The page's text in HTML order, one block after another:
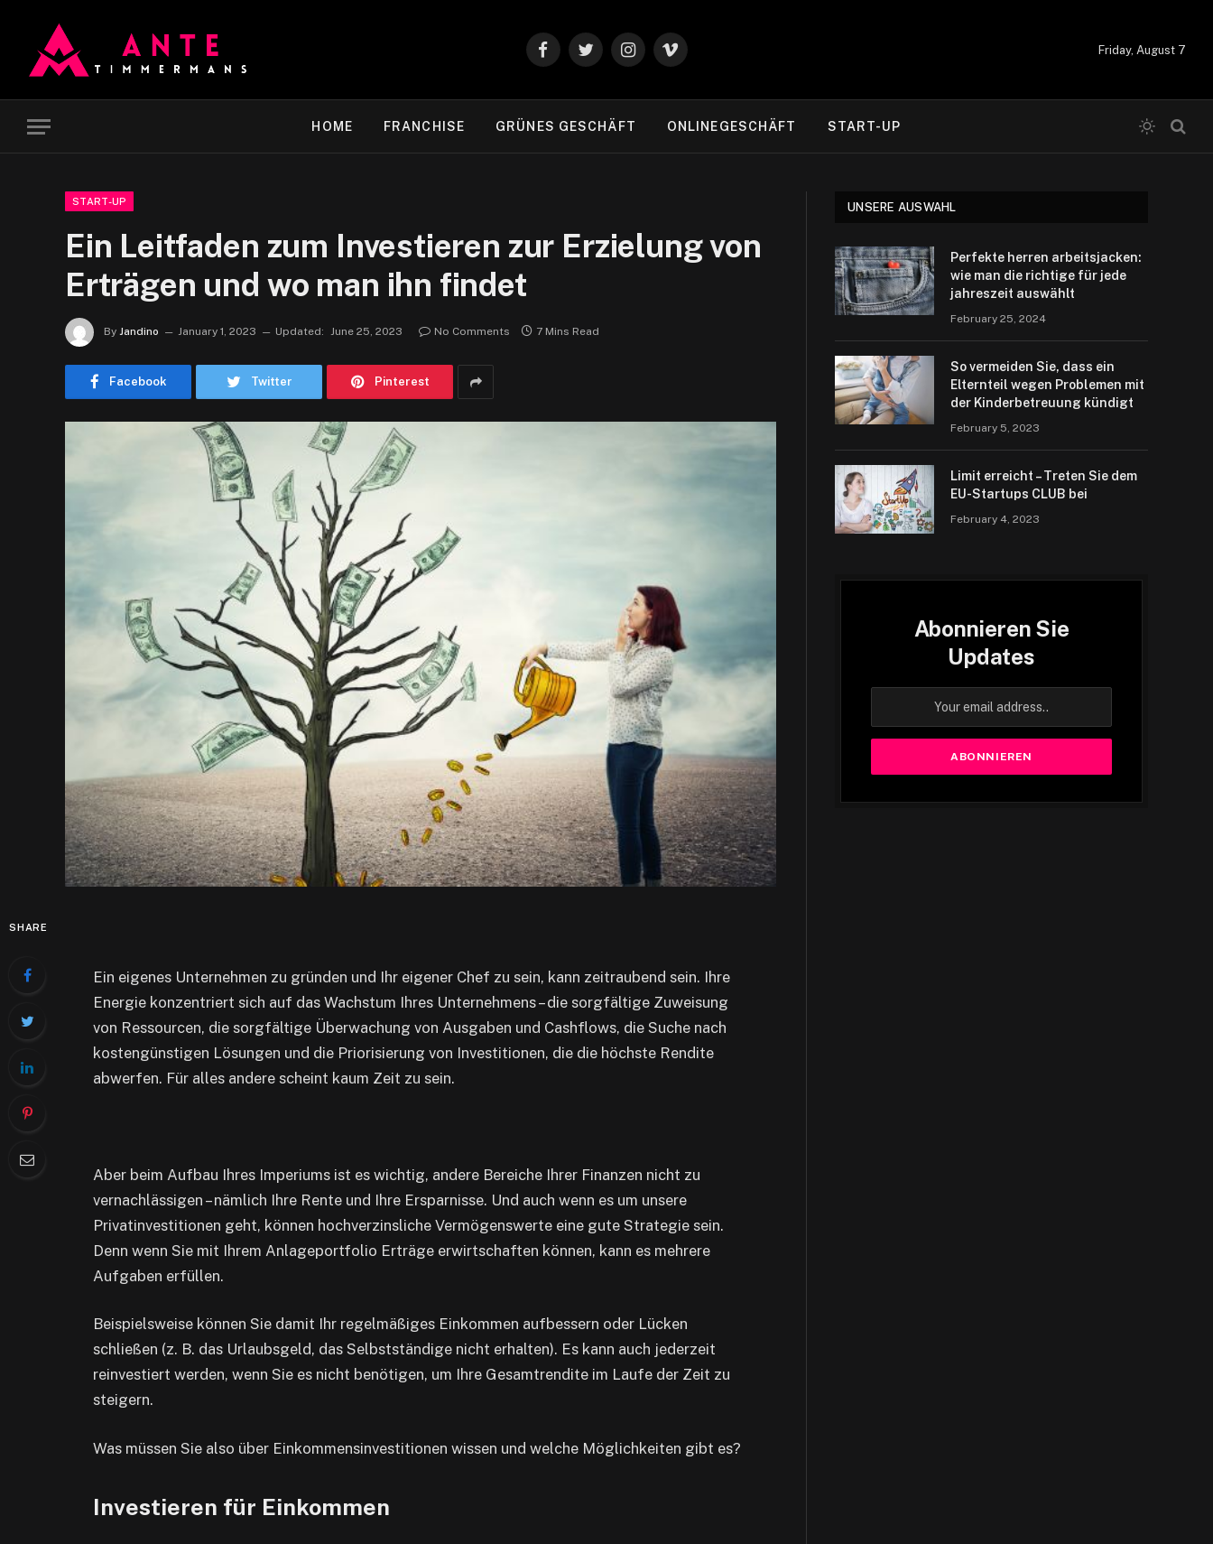
FacebookTwitterInstagram
Vimeo
Friday, August 7
HOME FRANCHISE GRÜNES GESCHÄFT ONLINEGESCHÄFT START-UP
START-UP
Ein Leitfaden zum Investieren zur Erzielung von
Erträgen und wo man ihn findet
By Jandino January 1, 2023 Updated: June 25, 2023 No Comments 7 Mins Read
Facebook Twitter Pinterest
SHARE
Ein eigenes Unternehmen zu gründen und Ihr eigener Chef zu sein, kann zeitraubend sein. Ihre
Energie konzentriert sich auf das Wachstum Ihres Unternehmens – die sorgfältige Zuweisung
von Ressourcen, die sorgfältige Überwachung von Ausgaben und Cashflows, die Suche nach
kostengünstigen Lösungen und die Priorisierung von Investitionen, die die höchste Rendite
abwerfen. Für alles andere scheint kaum Zeit zu sein.
Aber beim Aufbau Ihres Imperiums ist es wichtig, andere Bereiche Ihrer Finanzen nicht zu
vernachlässigen – nämlich Ihre Rente und Ihre Ersparnisse. Und auch wenn es um unsere
Privatinvestitionen geht, können hochverzinsliche Vermögenswerte eine gute Strategie sein.
Denn wenn Sie mit Ihrem Anlageportfolio Erträge erwirtschaften können, kann es mehrere
Aufgaben erfüllen.
Beispielsweise können Sie damit Ihr regelmäßiges Einkommen aufbessern oder Lücken
schließen (z. B. das Urlaubsgeld, das Selbstständige nicht erhalten). Es kann auch jederzeit
reinvestiert werden, wenn Sie es nicht benötigen, um Ihre Gesamtrendite im Laufe der Zeit zu
steigern.
Was müssen Sie also über Einkommensinvestitionen wissen und welche Möglichkeiten gibt es?
Investieren für Einkommen
UNSERE AUSWAHL
Perfekte herren arbeitsjacken:
wie man die richtige für jede
jahreszeit auswählt
February 25, 2024
So vermeiden Sie, dass ein
Elternteil wegen Problemen mit
der Kinderbetreuung kündigt
February 5, 2023
Limit erreicht – Treten Sie dem
EU-Startups CLUB bei
February 4, 2023
Abonnieren Sie
Updates